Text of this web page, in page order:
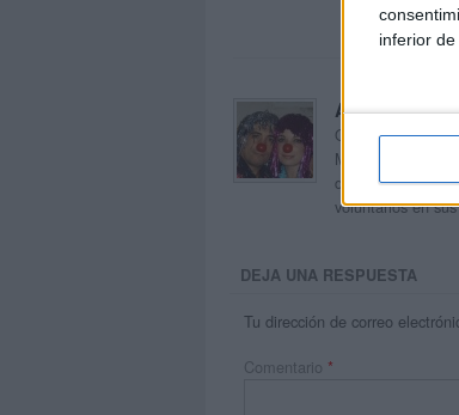
inferior de
Acerca de
Orientación
Maribel, que
dentro del blog y
voluntarios en
DEJA UNA RESPUESTA
Tu dirección de correo
Comentario *